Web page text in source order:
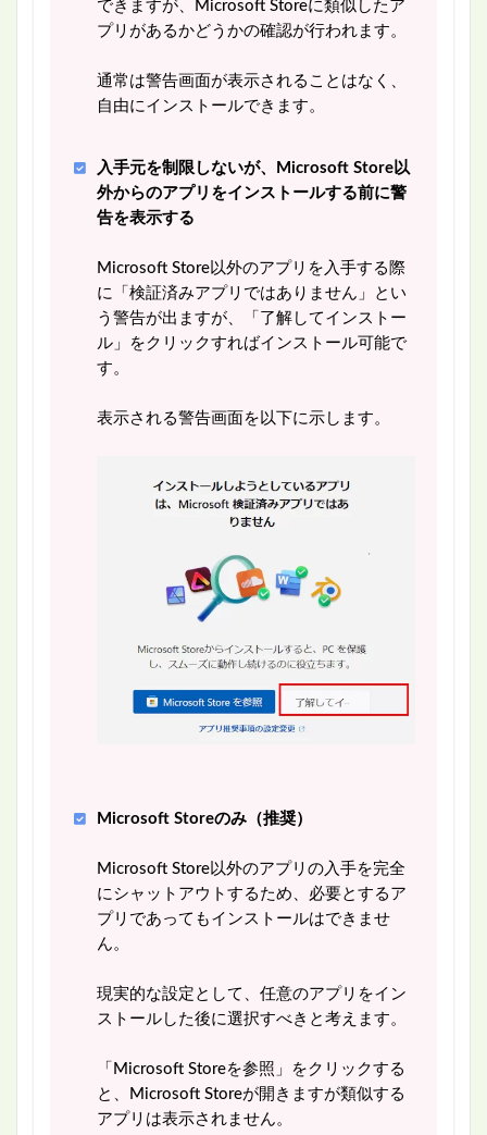
できますが、Microsoft Storeに類似したア
プリがあるかどうかの確認が行われます。
通常は警告画面が表示されることはなく、
自由にインストールできます。
入手元を制限しないが、Microsoft Store以
外からのアプリをインストールする前に警
告を表示する
Microsoft Store以外のアプリを入手する際
に「検証済みアプリではありません」とい
う警告が出ますが、「了解してインストー
ル」をクリックすればインストール可能で
す。
表示される警告画面を以下に示します。
Microsoft Storeのみ（推奨）
Microsoft Store以外のアプリの入手を完全
にシャットアウトするため、必要とするア
プリであってもインストールはできませ
ん。
現実的な設定として、任意のアプリをイン
ストールした後に選択すべきと考えます。
「Microsoft Storeを参照」をクリックする
と、Microsoft Storeが開きますが類似する
アプリは表示されません。